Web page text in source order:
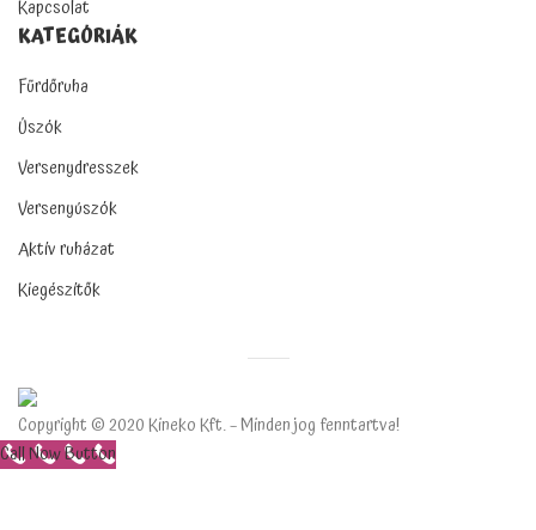
Kapcsolat
KATEGÓRIÁK
Fürdőruha
Úszók
Versenydresszek
Versenyúszók
Aktív ruházat
Kiegészítők
Copyright © 2020 Kineko Kft. – Minden jog fenntartva!
Call Now Button